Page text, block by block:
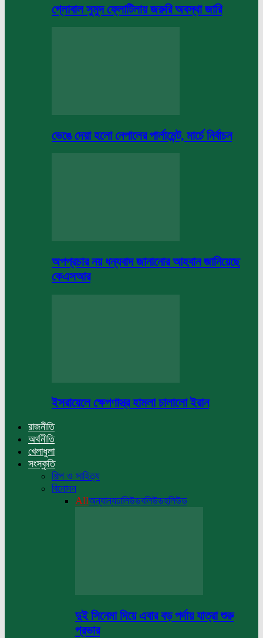
গ্লোবাল সুমুদ ফ্লোটিলায় জরুরি অবস্থা জারি
ভেঙে দেয়া হলো নেপালের পার্লামেন্ট, মার্চে নির্বাচন
অপপ্রচার নয় ধন্যবাদ জানানোর আহবান জানিয়েছে
কেএসআর
ইসরায়েলে ক্ষেপণাস্ত্র হামলা চালালো ইরান
রাজনীতি
অর্থনীতি
খেলাধুলা
সংস্কৃতি
শিল্প ও সাহিত্য
বিনোদন
Allঅন্যান্যঢালিউডবলিউডহলিউড
দুই সিনেমা দিয়ে এবার বড় পর্দায় যাত্রা শুরু
প্রভার